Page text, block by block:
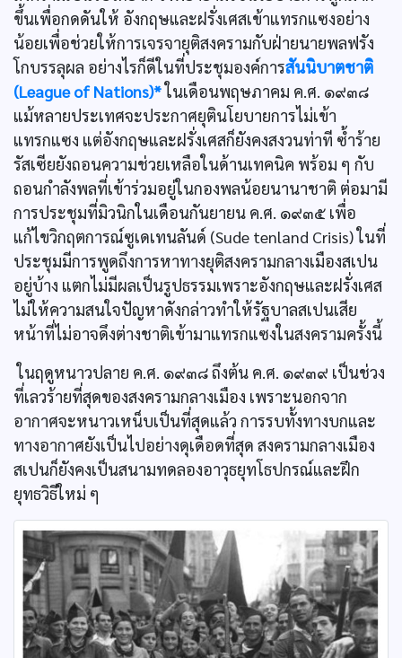
ขึ้นเพื่อกดดันให้ อังกฤษและฝรั่งเศสเข้าแทรกแซงอย่าง
น้อยเพื่อช่วยให้การเจรจายุติสงครามกับฝ่ายนายพลฟรัง
โกบรรลุผล อย่างไรก็ดีในที่ประชุมองค์การสันนิบาตชาติ
(League of Nations)*ในเดือนพฤษภาคม ค.ศ. ๑๙๓๘
แม้หลายประเทศจะประกาศยุตินโยบายการไม่เข้า
แทรกแซง แต่อังกฤษและฝรั่งเศสก็ยังคงสงวนท่าที ซํ้าร้าย
รัสเซียยังถอนความช่วยเหลือในด้านเทคนิค พร้อม ๆ กับ
ถอนกำลังพลที่เข้าร่วมอยู่ในกองพลน้อยนานาชาติ ต่อมามี
การประชุมที่มิวนิกในเดือนกันยายน ค.ศ. ๑๙๓๕ เพื่อ
แก้ไขวิกฤตการณ์ซูเดเทนลันด์ (Sude tenland Crisis) ในที่
ประชุมมีการพูดถึงการหาทางยุติสงครามกลางเมืองสเปน
อยู่บ้าง แตกไม่มีผลเป็นรูปธรรมเพราะอังกฤษและฝรั่งเศส
ไม่ให้ความสนใจปัญหาดังกล่าวทำให้รัฐบาลสเปนเสีย
หน้าที่ไม่อาจดึงต่างชาติเข้ามาแทรกแซงในสงครามครั้งนี้
ในฤดูหนาวปลาย ค.ศ. ๑๙๓๘ ถึงต้น ค.ศ. ๑๙๓๙ เป็นช่วง
ที่เลวร้ายที่สุดของสงครามกลางเมือง เพราะนอกจาก
อากาศจะหนาวเหน็บเป็นที่สุดแล้ว การรบทั้งทางบกและ
ทางอากาศยังเป็นไปอย่างดุเดือดที่สุด สงครามกลางเมือง
สเปนก็ยังคงเป็นสนามทดลองอาวุธยุทโธปกรณ์และฝึก
ยุทธวิธีใหม่ ๆ